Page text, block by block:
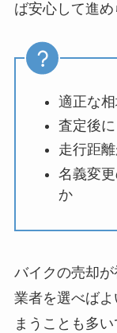
ば安心して進め
適正な
査定後
走行距
名義変
か
バイクの売却
業者を選べば
まうことも多い